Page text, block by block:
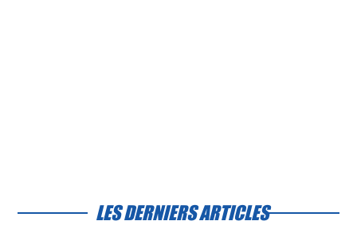
LES DERNIERS ARTICLES